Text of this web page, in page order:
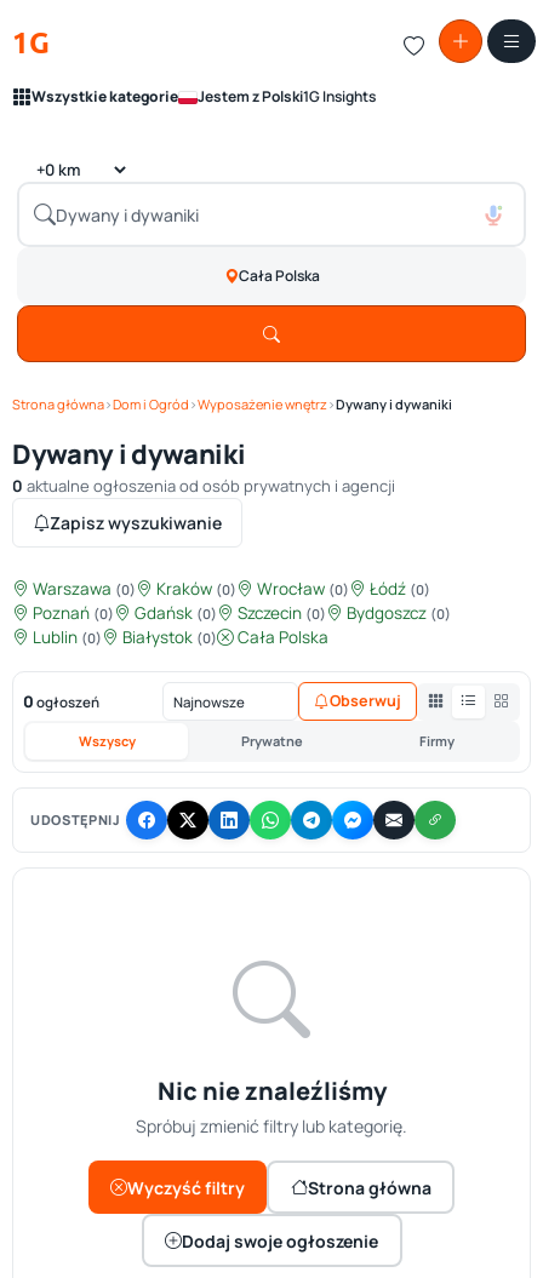
1G
Wszystkie kategorie Jestem z Polski1G Insights
Cała Polska
Strona główna›Dom i Ogród ›Wyposażenie wnętrz›Dywany i dywaniki
Dywany i dywaniki
0 aktualne ogłoszenia od osób prywatnych i agencji
Zapisz wyszukiwanie
Warszawa (0) Kraków (0) Wrocław (0) Łódź (0)
Poznań (0) Gdańsk (0) Szczecin (0) Bydgoszcz (0)
Lublin (0) Białystok (0) Cała Polska
0 ogłoszeń
Wszyscy Prywatne Firmy
Obserwuj
UDOSTĘPNIJ
Nic nie znaleźliśmy
Spróbuj zmienić filtry lub kategorię.
Wyczyść filtry Strona główna
Dodaj swoje ogłoszenie